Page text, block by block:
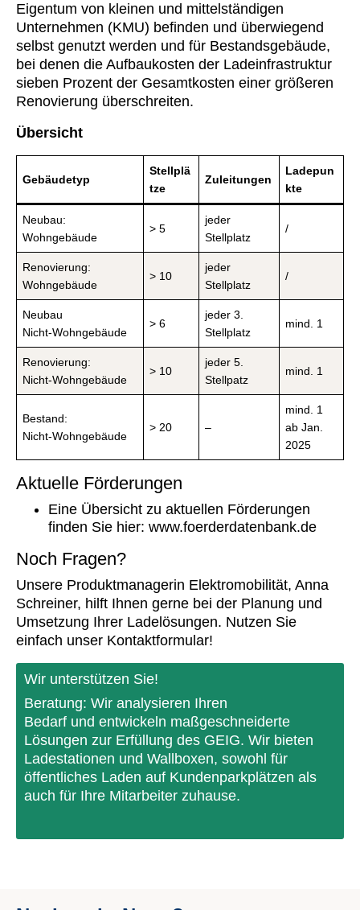
Eigentum von kleinen und mittelständigen
Unternehmen (KMU) befinden und überwiegend
selbst genutzt werden und für Bestandsgebäude,
bei denen die Aufbaukosten der Ladeinfrastruktur
sieben Prozent der Gesamtkosten einer größeren
Renovierung überschreiten.
Übersicht
Gebäudetyp
Stellplä
tze
Zuleitungen
Ladepun
kte
Neubau:
Wohngebäude
> 5
jeder
Stellplatz
/
Renovierung:
Wohngebäude
> 10
jeder
Stellplatz
/
Neubau
Nicht-Wohngebäude
> 6
jeder 3.
Stellplatz
mind. 1
Renovierung:
Nicht-Wohngebäude
> 10
jeder 5.
Stellpatz
mind. 1
Bestand:
Nicht-Wohngebäude
> 20 –
mind. 1
ab Jan.
2025
Aktuelle Förderungen
Eine Übersicht zu aktuellen Förderungen
finden Sie hier: www.foerderdatenbank.de
Noch Fragen?
Unsere Produktmanagerin Elektromobilität, Anna
Schreiner, hilft Ihnen gerne bei der Planung und
Umsetzung Ihrer Ladelösungen. Nutzen Sie
einfach unser Kontaktformular!
Wir unterstützen Sie!
Beratung: Wir analysieren Ihren
Bedarf und entwickeln maßgeschneiderte
Lösungen zur Erfüllung des GEIG. Wir bieten
Ladestationen und Wallboxen, sowohl für
öffentliches Laden auf Kundenparkplätzen als
auch für Ihre Mitarbeiter zuhause.